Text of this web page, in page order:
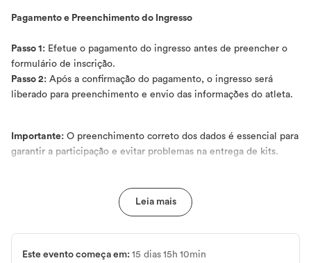
Pagamento e Preenchimento do Ingresso
Passo 1: Efetue o pagamento do ingresso antes de preencher o
formulário de inscrição.
Passo 2: Após a confirmação do pagamento, o ingresso será
liberado para preenchimento e envio das informações do atleta.
Importante: O preenchimento correto dos dados é essencial para
garantir a participação e evitar problemas na entrega de kits.
Este evento começa em: 15 15 10